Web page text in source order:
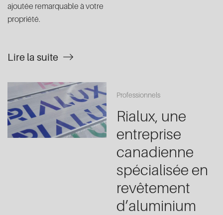
ajoutée remarquable à votre
propriété.
Lire la suite
Professionnels
Rialux, une
entreprise
canadienne
spécialisée en
revêtement
d’aluminium